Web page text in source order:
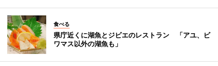
食べる
県庁近くに湖魚とジビエのレストラン 「アユ、ビ
ワマス以外の湖魚も」